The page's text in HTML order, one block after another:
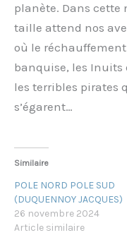
planète. Dans cette
taille attend nos
où le
banquise, les Inuits
les terribles pirates
s’égarent…
Similaire
POLE NORD POLE SUD
(DUQUENNOY JACQUES)
26 novembre 2024
Article similaire